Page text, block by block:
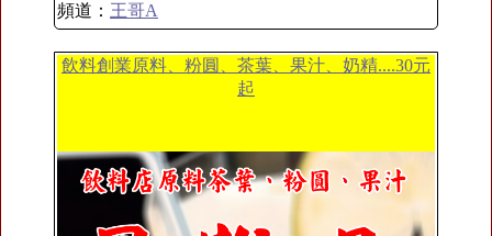
頻道： 王哥A
飲料創業原料、粉圓、茶葉、果汁、奶精....30元
起